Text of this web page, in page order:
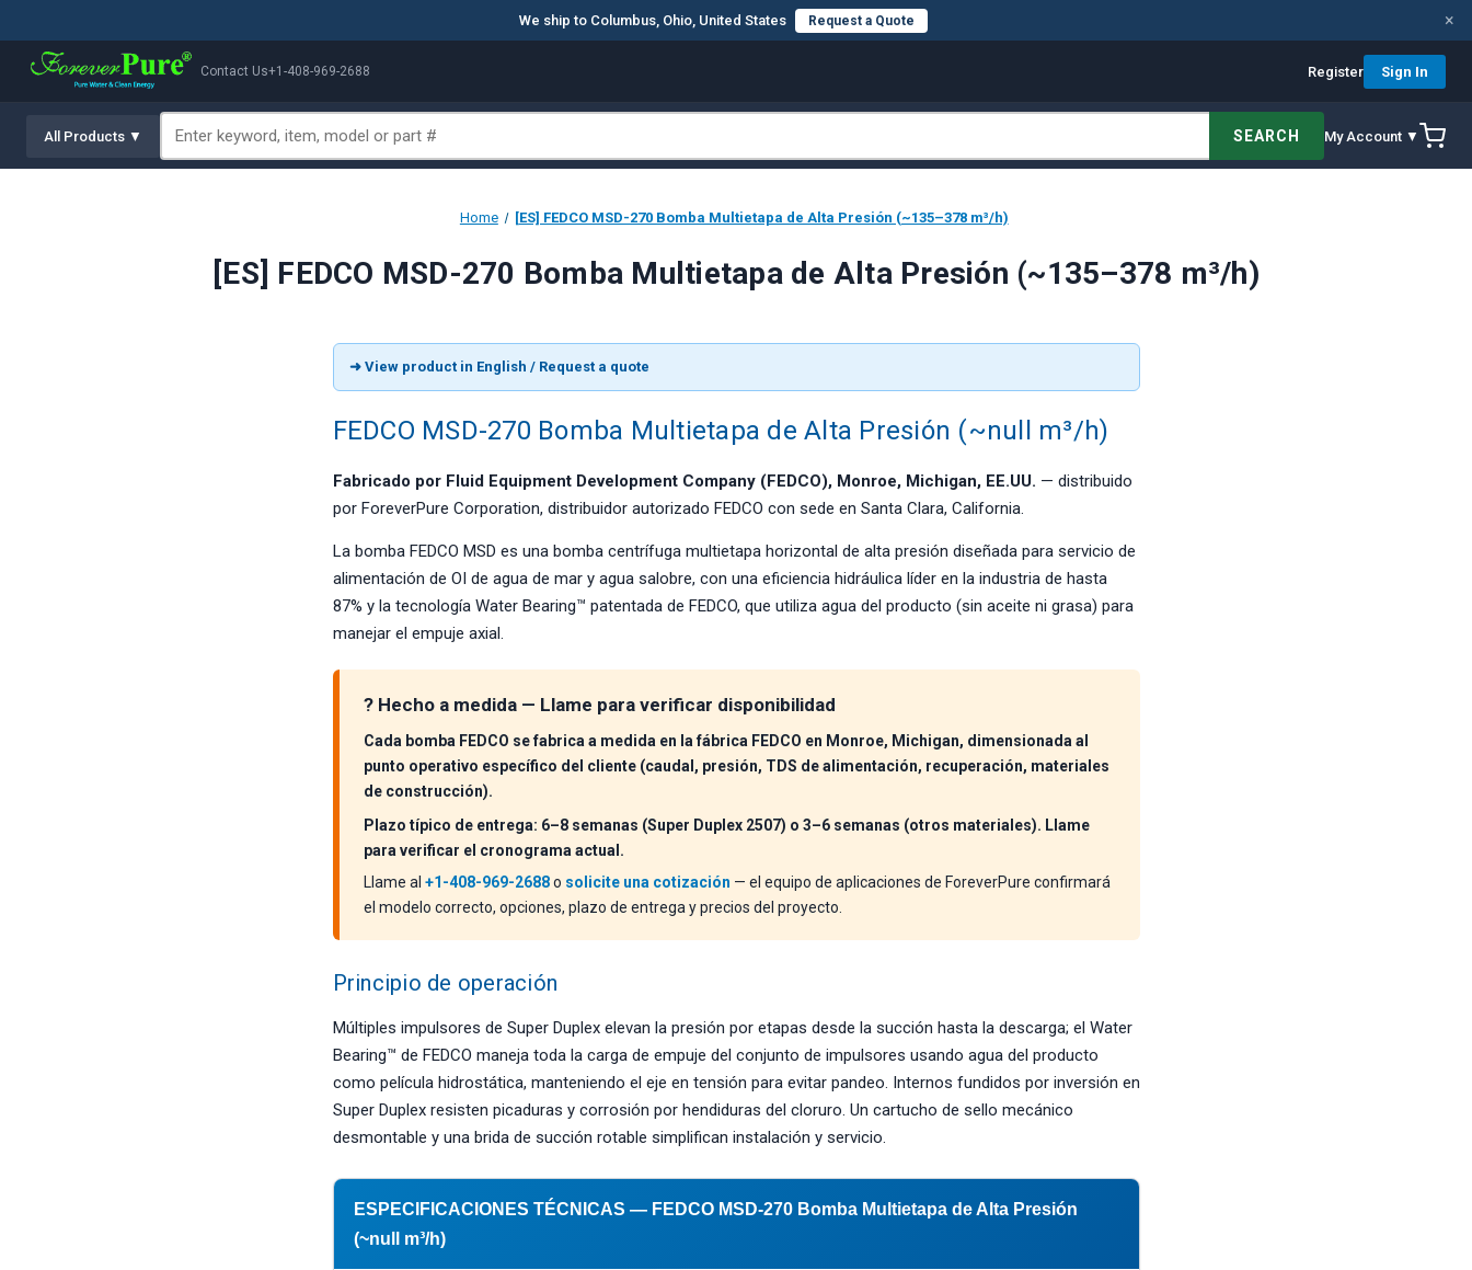
We ship to Columbus, Ohio, United States Request a Quote ×
Contact Us+1-408-969-2688 Register Sign In
All Products ▼ SEARCH My Account ▼
Home [ES] FEDCO MSD-270 Bomba Multietapa de Alta Presión (~135–378 m³/h)
[ES] FEDCO MSD-270 Bomba Multietapa de Alta Presión (~135–378 m³/h)
➜ View product in English / Request a quote
FEDCO MSD-270 Bomba Multietapa de Alta Presión (~null m³/h)
Fabricado por Fluid Equipment Development Company (FEDCO), Monroe, Michigan, EE.UU. — distribuido
por ForeverPure Corporation, distribuidor autorizado FEDCO con sede en Santa Clara, California.
La bomba FEDCO MSD es una bomba centrífuga multietapa horizontal de alta presión diseñada para servicio de
alimentación de OI de agua de mar y agua salobre, con una eficiencia hidráulica líder en la industria de hasta
87% y la tecnología Water Bearing™ patentada de FEDCO, que utiliza agua del producto (sin aceite ni grasa) para
manejar el empuje axial.
? Hecho a medida — Llame para verificar disponibilidad
Cada bomba FEDCO se fabrica a medida en la fábrica FEDCO en Monroe, Michigan, dimensionada al
punto operativo específico del cliente (caudal, presión, TDS de alimentación, recuperación, materiales
de construcción).
Plazo típico de entrega: 6–8 semanas (Super Duplex 2507) o 3–6 semanas (otros materiales). Llame
para verificar el cronograma actual.
Llame al +1-408-969-2688o solicite una cotización — el equipo de aplicaciones de ForeverPure confirmará
el modelo correcto, opciones, plazo de entrega y precios del proyecto.
Principio de operación
Múltiples impulsores de Super Duplex elevan la presión por etapas desde la succión hasta la descarga; el Water
Bearing™ de FEDCO maneja toda la carga de empuje del conjunto de impulsores usando agua del producto
como película hidrostática, manteniendo el eje en tensión para evitar pandeo. Internos fundidos por inversión en
Super Duplex resisten picaduras y corrosión por hendiduras del cloruro. Un cartucho de sello mecánico
desmontable y una brida de succión rotable simplifican instalación y servicio.
ESPECIFICACIONES TÉCNICAS — FEDCO MSD-270 Bomba Multietapa de Alta Presión
(~null m³/h)